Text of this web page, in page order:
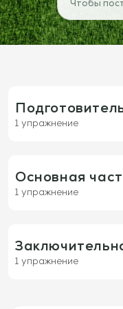
Чтобы
1 упражнение
Основная
1 упражнение
1 упражнение